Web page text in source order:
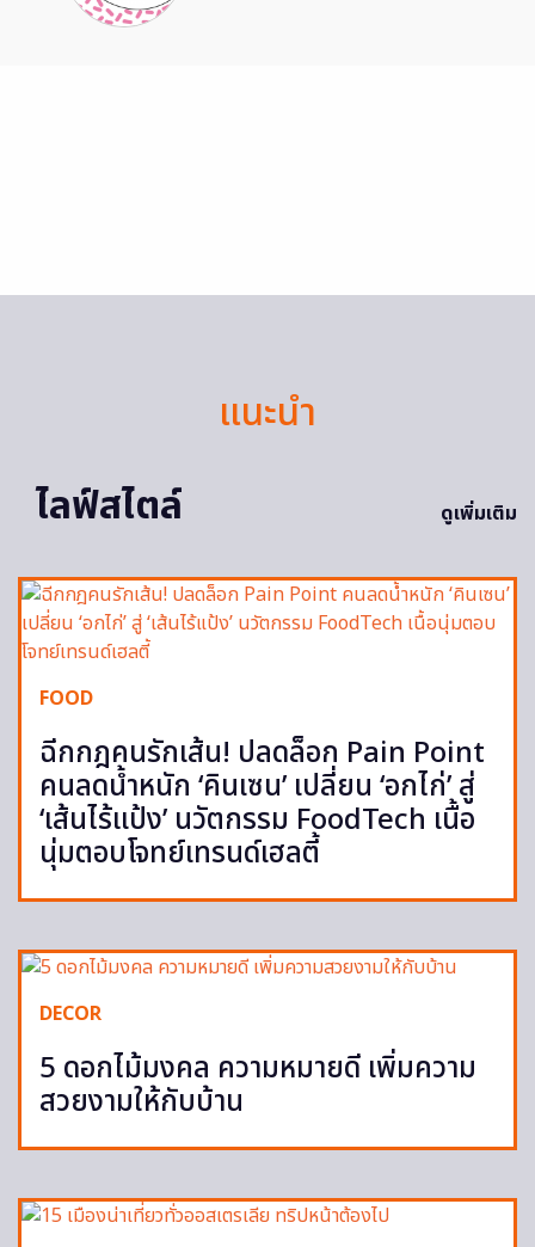
แนะนำ
ไลฟ์สไตล์
ดูเพิ่มเติม
FOOD
ฉีกกฎคนรักเส้น! ปลดล็อก Pain Point
คนลดน้ำหนัก ‘คินเซน’ เปลี่ยน ‘อกไก่’ สู่
‘เส้นไร้แป้ง’ นวัตกรรม FoodTech เนื้อ
นุ่มตอบโจทย์เทรนด์เฮลตี้
DECOR
5 ดอกไม้มงคล ความหมายดี เพิ่มความ
สวยงามให้กับบ้าน